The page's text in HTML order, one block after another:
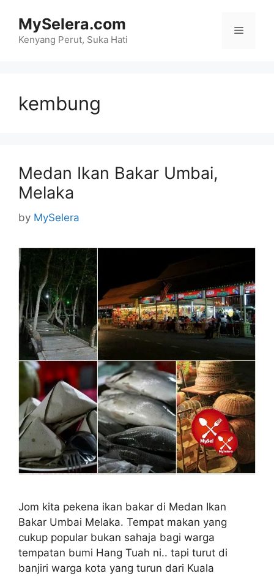
content
MySelera.com
Kenyang Perut, Suka Hati
Menu
kembung
Medan Ikan Bakar Umbai,
Melaka
by MySelera
Jom kita pekena ikan bakar di Medan Ikan
Bakar Umbai Melaka. Tempat makan yang
cukup popular bukan sahaja bagi warga
tempatan bumi Hang Tuah ni.. tapi turut di
banjiri warga kota yang turun dari Kuala